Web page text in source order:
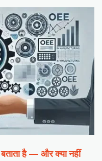
है — और क्या नहीं